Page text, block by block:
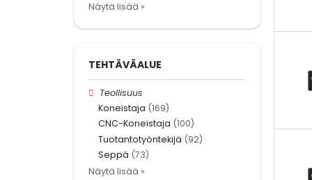
Näytä lisää »
TEHTÄVÄALUE
Teollisuus
Koneistaja (169)
CNC-Koneistaja (100)
Tuotantotyöntekijä (92)
Seppä (73)
Näytä lisää »